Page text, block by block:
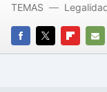
FACEBOOK
TWITTER
E-
TEMAS